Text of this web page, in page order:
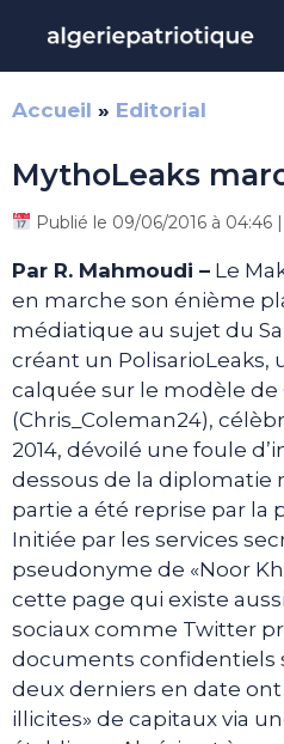
contenu
Accueil » Editorial
MythoLeaks
Publié le 09/06/2016 à 04:46 |
Par R. Mahmoudi – Le
en marche son énième
médiatique au sujet du
créant un PolisarioLeaks,
calquée sur le modèle de
(Chris_Coleman24),
2014, dévoilé une foule
dessous de la diplomatie
partie a été reprise par la
Initiée par les services
pseudonyme de «Noor
cette page qui existe
sociaux comme Twitter
documents confidentiels
deux derniers en date
illicites» de capitaux via